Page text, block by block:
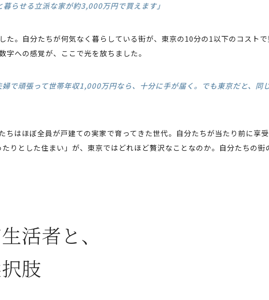
暮らせる立派な家が約3,000万円で買えます」
た。自分たちが何気なく暮らしている街が、東京の10分の1以下のコスト
字への感覚が、ここで光を放ちました。
婦で頑張って世帯年収1,000万円なら、十分に手が届く。でも東京だと、
ちはほぼ全員が戸建ての実家で育ってきた世代。自分たちが当たり前に享
りとした住まい」が、東京ではどれほど贅沢なことなのか。自分たちの
活者と、
肢